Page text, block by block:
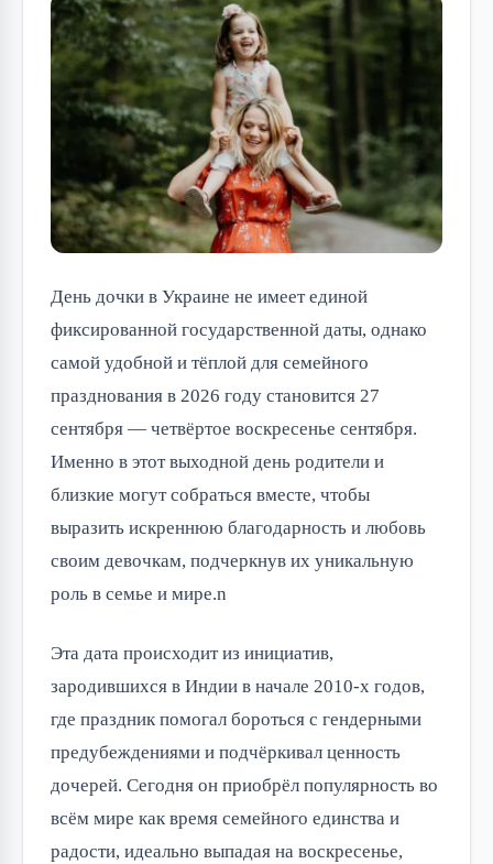
День дочки в Украине не имеет единой
фиксированной государственной даты, однако
самой удобной и тёплой для семейного
празднования в 2026 году становится 27
сентября — четвёртое воскресенье сентября.
Именно в этот выходной день родители и
близкие могут собраться вместе, чтобы
выразить искреннюю благодарность и любовь
своим девочкам, подчеркнув их уникальную
роль в семье и мире.n
Эта дата происходит из инициатив,
зародившихся в Индии в начале 2010-х годов,
где праздник помогал бороться с гендерными
предубеждениями и подчёркивал ценность
дочерей. Сегодня он приобрёл популярность во
всём мире как время семейного единства и
радости, идеально выпадая на воскресенье,